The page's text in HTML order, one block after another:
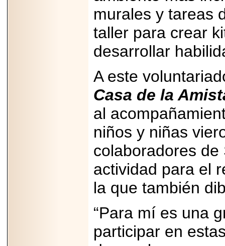
murales y tareas
taller para crear
desarrollar
A este
Casa de la
al
niños y niñas
colaboradores
actividad para el
la que también
“Para mí es una
participar en